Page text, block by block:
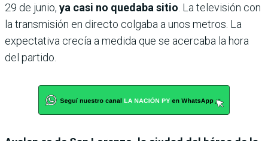
29 de junio, ya casi no quedaba sitio. La televisión con
la transmisión en directo colgaba a unos metros. La
expectativa crecía a medida que se acercaba la hora
del partido.